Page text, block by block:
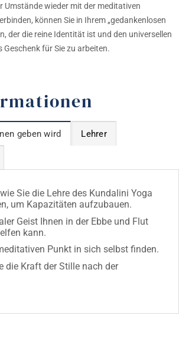
Umstände wieder mit der meditativen
können Sie in Ihrem „gedankenlosen
der die reine Identität ist und den universellen
Geschenk für Sie zu arbeiten.
geben wird Lehrer
Sie die Lehre des Kundalini Yoga
um Kapazitäten aufzubauen.
Geist Ihnen in der Ebbe und Flut
kann.
Punkt in sich selbst finden.
die Kraft der Stille nach der